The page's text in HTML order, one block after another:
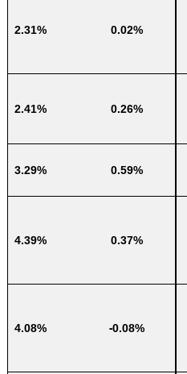
0.02%
2.31%
0.26%
2.41%
0.59%
3.29%
0.37%
4.39%
-0.08%
4.08%